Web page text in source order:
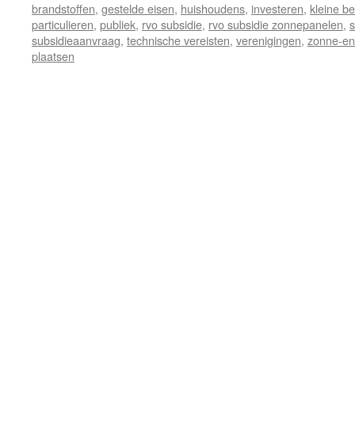
brandstoffen, gestelde eisen, huishoudens, investeren, kleine
particulieren, publiek, rvo subsidie, rvo subsidie zonnepanelen,
subsidieaanvraag, technische vereisten, verenigingen, zonne-
plaatsen